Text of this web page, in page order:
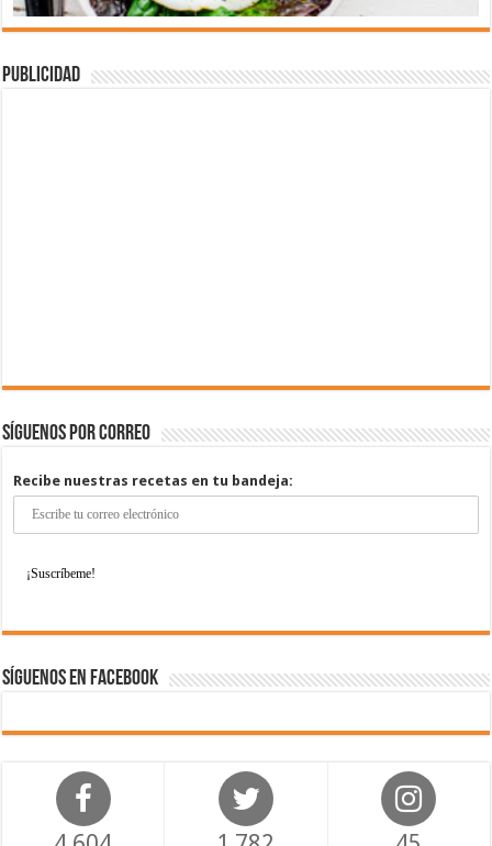
Publicidad
Síguenos por correo
Recibe nuestras recetas en tu bandeja:
Síguenos en Facebook